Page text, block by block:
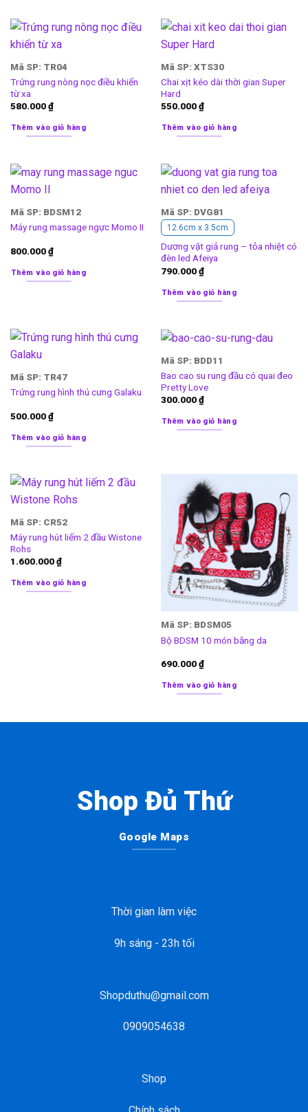
Mã SP: TR04
Trứng rung nòng nọc điều khiển
từ xa
580.000₫
Thêm vào giỏ hàng
Mã SP: XTS30
Chai xịt kéo dài thời gian Super
Hard
550.000₫
Thêm vào giỏ hàng
Mã SP: BDSM12
Máy rung massage ngực Momo II
800.000₫
Thêm vào giỏ hàng
Mã SP: DVG81
12.6cm x 3.5cm
Dương vật giả rung – tỏa nhiệt có
đèn led Afeiya
790.000₫
Thêm vào giỏ hàng
Mã SP: TR47
Trứng rung hình thú cưng Galaku
500.000₫
Thêm vào giỏ hàng
Mã SP: BDD11
Bao cao su rung đầu có quai đeo
Pretty Love
300.000₫
Thêm vào giỏ hàng
Mã SP: CR52
Máy rung hút liếm 2 đầu Wistone
Rohs
1.600.000₫
Thêm vào giỏ hàng
Mã SP: BDSM05
Bộ BDSM 10 món bằng da
690.000₫
Thêm vào giỏ hàng
Shop Đủ Thứ
Google Maps
Thời gian làm việc
9h sáng - 23h tối
Shopduthu@gmail.com
0909054638
Shop